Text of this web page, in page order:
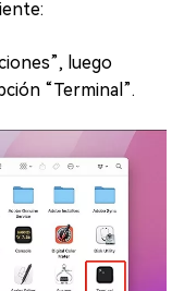
luego
“Terminal”.